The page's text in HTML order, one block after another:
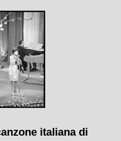
italiana di